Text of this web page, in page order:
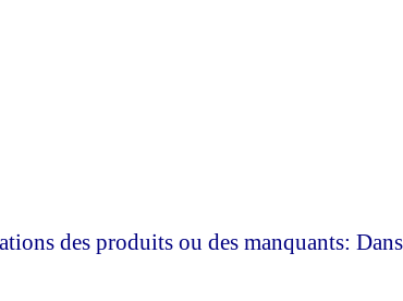
des produits ou des manquants: